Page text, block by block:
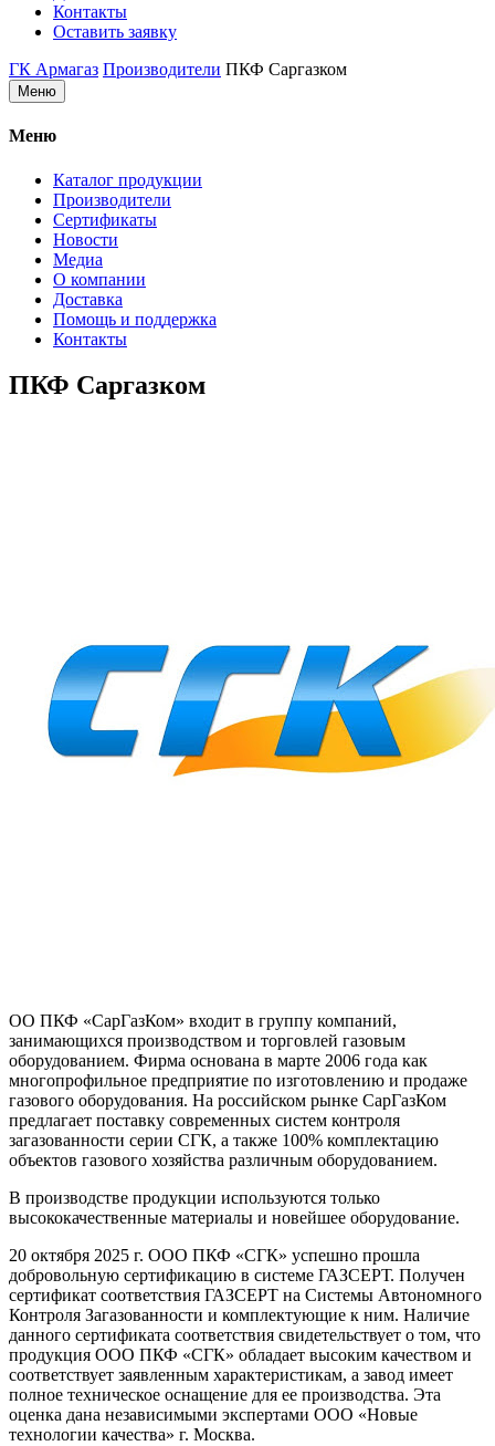
Контакты
Оставить заявку
ГК Армагаз Производители ПКФ Саргазком
Меню
Меню
Каталог продукции
Производители
Сертификаты
Новости
Медиа
О компании
Доставка
Помощь и поддержка
Контакты
ПКФ Саргазком
ОО ПКФ «СарГазКом» входит в группу компаний,
занимающихся производством и торговлей газовым
оборудованием. Фирма основана в марте 2006 года как
многопрофильное предприятие по изготовлению и продаже
газового оборудования. На российском рынке СарГазКом
предлагает поставку современных систем контроля
загазованности серии СГК, а также 100% комплектацию
объектов газового хозяйства различным оборудованием.
В производстве продукции используются только
высококачественные материалы и новейшее оборудование.
20 октября 2025 г. ООО ПКФ «СГК» успешно прошла
добровольную сертификацию в системе ГАЗСЕРТ. Получен
сертификат соответствия ГАЗСЕРТ на Системы Автономного
Контроля Загазованности и комплектующие к ним. Наличие
данного сертификата соответствия свидетельствует о том, что
продукция ООО ПКФ «СГК» обладает высоким качеством и
соответствует заявленным характеристикам, а завод имеет
полное техническое оснащение для ее производства. Эта
оценка дана независимыми экспертами ООО «Новые
технологии качества» г. Москва.